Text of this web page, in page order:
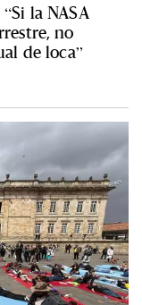
la NASA
no
de loca”